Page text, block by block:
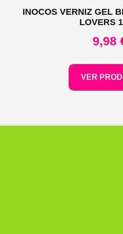
INOCOS VERNIZ GEL
LOVERS
9,98
VER